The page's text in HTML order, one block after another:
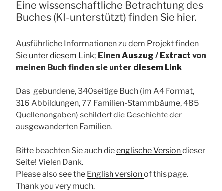
Eine wissenschaftliche Betrachtung des
Buches (KI-unterstützt) finden Sie hier.
Ausführliche Informationen zu dem Projektfinden
Sie unter diesem Link; Einen Auszug / Extract von
meinen Buch finden sie unter diesem Link
Das gebundene, 340seitige Buch (im A4 Format,
316 Abbildungen, 77 Familien-Stammbäume, 485
Quellenangaben) schildert die Geschichte der
ausgewanderten Familien.
Bitte beachten Sie auch dieenglische Versiondieser
Seite! Vielen Dank.
Please also see the English versionof this page.
Thank you very much.